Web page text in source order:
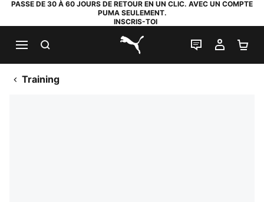
PASSE DE 30 À 60 JOURS DE RETOUR EN UN CLIC. AVEC UN COMPTE
PUMA SEULEMENT.
INSCRIS-TOI
PUMA.com
LIVE CHAT
MON
Training